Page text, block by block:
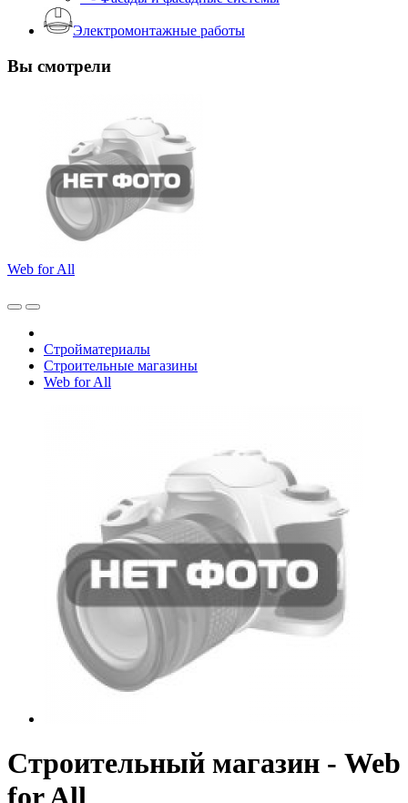
Электромонтажные работы
Вы смотрели
Web for All
Стройматериалы
Строительные магазины
Web for All
Строительный магазин - Web